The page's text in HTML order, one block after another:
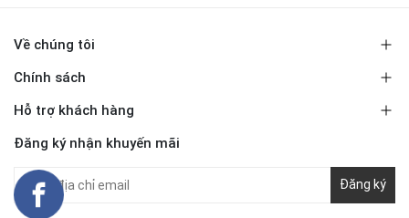
Về chúng tôi
Chính sách
Hỗ trợ khách hàng
Đăng ký nhận khuyến mãi
Đăng ký